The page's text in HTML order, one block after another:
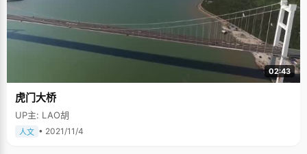
02:43
虎门大桥
UP主: LAO胡
人文 • 2021/11/4